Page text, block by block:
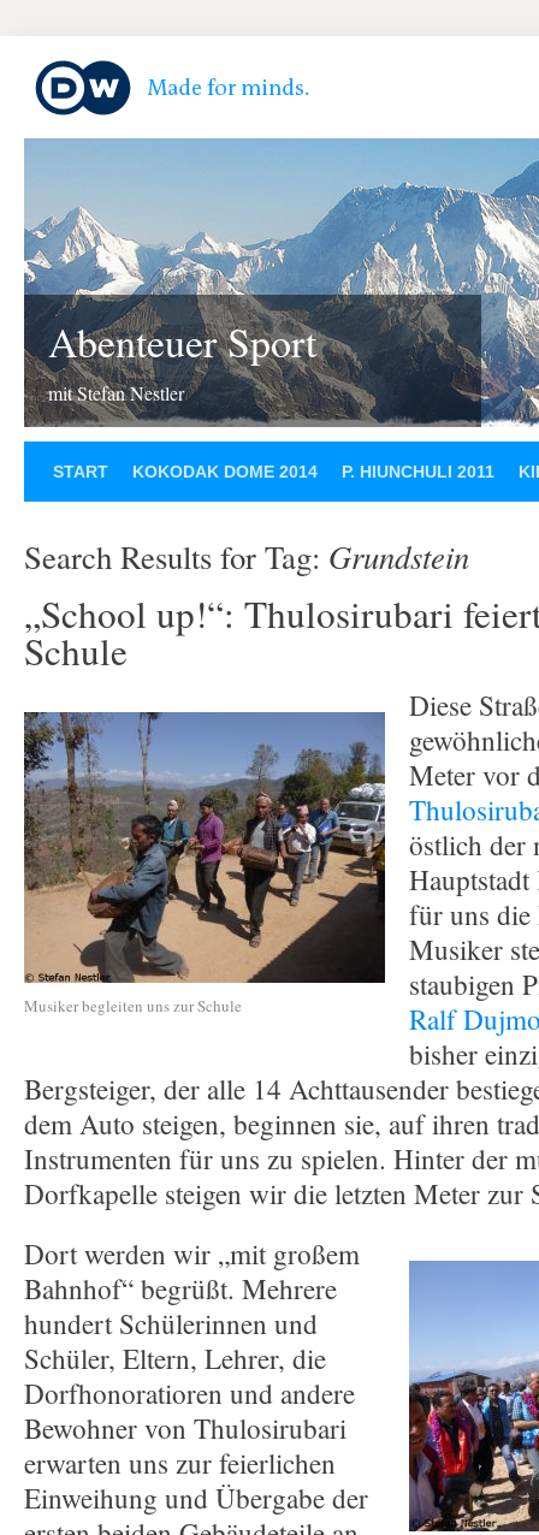
Abenteuer Sport
mit Stefan Nestler
START KOKODAK DOME 2014 P. HIUNCHULI 2011
Search Results for Tag: Grundstein
„School up!“: Thulosirubari
Schule
Musiker begleiten uns zur Schule
Diese
Meter vor
östlich der
für uns die
Musiker
staubigen
Ralf
bisher
Bergsteiger, der alle 14 Achttausender
dem Auto steigen, beginnen sie, auf ihren
Instrumenten für uns zu spielen. Hinter der
Dorfkapelle steigen wir die letzten Meter zur
Dort werden wir „mit großem
Bahnhof“ begrüßt. Mehrere
hundert Schülerinnen und
Schüler, Eltern, Lehrer, die
Dorfhonoratioren und andere
Bewohner von Thulosirubari
erwarten uns zur feierlichen
Einweihung und Übergabe der